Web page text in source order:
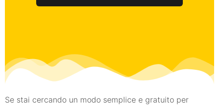
Se stai cercando un modo semplice e gratuito per